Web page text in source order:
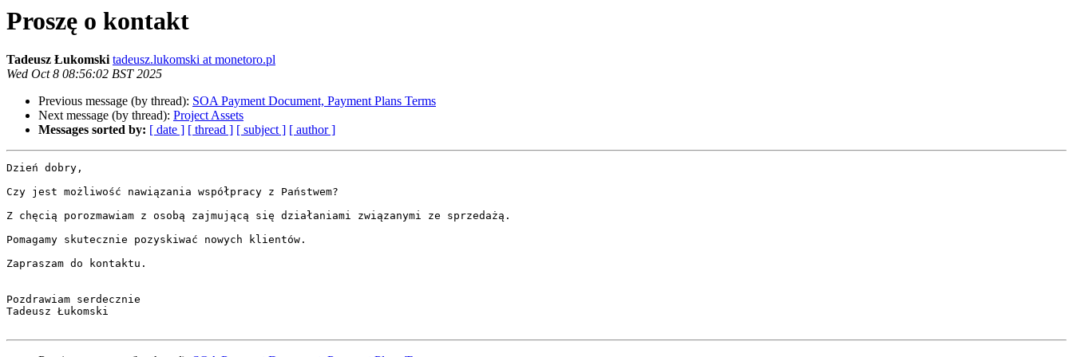
Proszę o kontakt
Tadeusz Łukomskitadeusz.lukomski at monetoro.pl
Wed Oct 8 08:56:02 BST 2025
Previous message (by thread): SOA Payment Document, Payment Plans Terms
Next message (by thread): Project Assets
Messages sorted by: [ date ] [ thread ] [ subject ] [ author ]
Dzień dobry,
Czy jest możliwość nawiązania współpracy z Państwem?
Z chęcią porozmawiam z osobą zajmującą się działaniami związanymi ze sprzedażą.
Pomagamy skutecznie pozyskiwać nowych klientów.
Zapraszam do kontaktu.
Pozdrawiam serdecznie
Tadeusz Łukomski